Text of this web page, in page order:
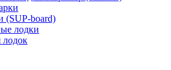
(SUP-board)
лодки
лодок